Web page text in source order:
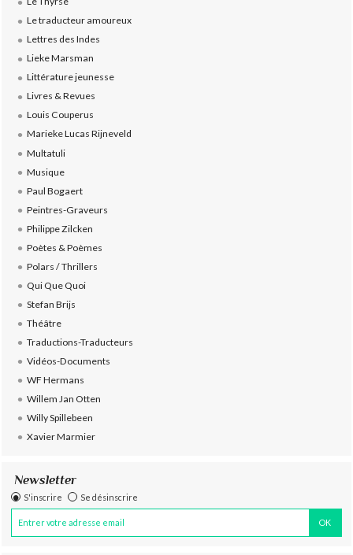
Le traducteur amoureux
Lettres des Indes
Lieke Marsman
Littérature jeunesse
Livres & Revues
Louis Couperus
Marieke Lucas Rijneveld
Multatuli
Musique
Paul Bogaert
Peintres-Graveurs
Philippe Zilcken
Poètes & Poèmes
Polars / Thrillers
Qui Que Quoi
Stefan Brijs
Théâtre
Traductions-Traducteurs
Vidéos-Documents
WF Hermans
Willem Jan Otten
Willy Spillebeen
Xavier Marmier
Newsletter
S'inscrire Se désinscrire